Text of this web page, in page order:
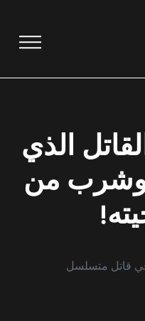
الذي
وشرب من
قاتل متسلسل